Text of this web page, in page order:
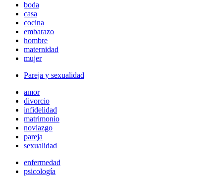
boda
casa
cocina
embarazo
hombre
maternidad
mujer
Pareja y sexualidad
amor
divorcio
infidelidad
matrimonio
noviazgo
pareja
sexualidad
enfermedad
psicología